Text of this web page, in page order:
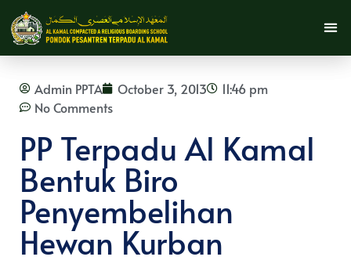
Admin PPTA October 3, 2013
11:46 pm
No Comments
PP Terpadu Al Kamal
Bentuk Biro
Penyembelihan
Hewan Kurban